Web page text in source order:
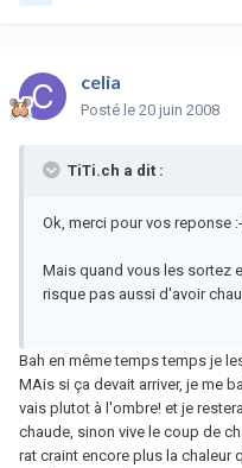
celia
Posté le 20 juin 2008
TiTi.ch a dit :
Ok, merci pour vos reponse
Mais quand vous les sortez
risque pas aussi d'avoir
Bah en même temps temps je
MAis si ça devait arriver, je me
vais plutot à l'ombre! et je
chaude, sinon vive le coup de
rat craint encore plus la chaleur